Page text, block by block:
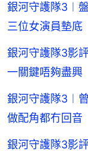
銀河守護隊3︱
三位女演員墊底
銀河守護隊3影
一關鍵唔夠盡興
銀河守護隊3︱
做配角都冇回音
銀河守護隊3影